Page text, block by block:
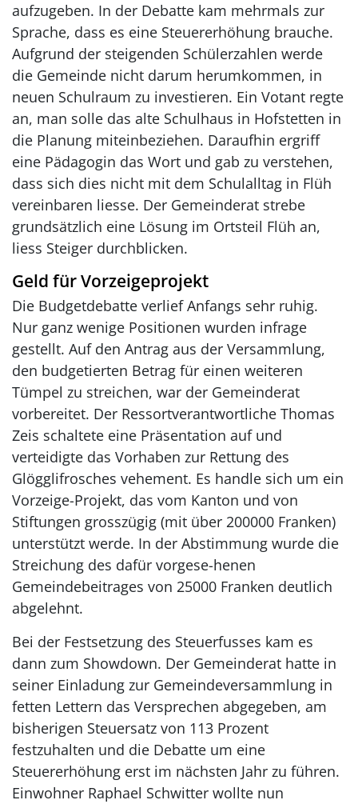
aufzugeben. In der Debatte kam mehrmals zur
Sprache, dass es eine Steuererhöhung brauche.
Aufgrund der steigenden Schülerzahlen werde
die Gemeinde nicht darum herumkommen, in
neuen Schulraum zu investieren. Ein Votant regte
an, man solle das alte Schulhaus in Hofstetten in
die Planung miteinbeziehen. Daraufhin ergriff
eine Pädagogin das Wort und gab zu verstehen,
dass sich dies nicht mit dem Schulalltag in Flüh
vereinbaren liesse. Der Gemeinderat strebe
grundsätzlich eine Lösung im Ortsteil Flüh an,
liess Steiger durchblicken.
Geld für Vorzeigeprojekt
Die Budgetdebatte verlief Anfangs sehr ruhig.
Nur ganz wenige Positionen wurden infrage
gestellt. Auf den Antrag aus der Versammlung,
den budgetierten Betrag für einen weiteren
Tümpel zu streichen, war der Gemeinderat
vorbereitet. Der Ressortverantwortliche Thomas
Zeis schaltete eine Präsentation auf und
verteidigte das Vorhaben zur Rettung des
Glögglifrosches vehement. Es handle sich um ein
Vorzeige-Projekt, das vom Kanton und von
Stiftungen grosszügig (mit über 200000 Franken)
unterstützt werde. In der Abstimmung wurde die
Streichung des dafür vorgese-henen
Gemeindebeitrages von 25000 Franken deutlich
abgelehnt.
Bei der Festsetzung des Steuerfusses kam es
dann zum Showdown. Der Gemeinderat hatte in
seiner Einladung zur Gemeindeversammlung in
fetten Lettern das Versprechen abgegeben, am
bisherigen Steuersatz von 113 Prozent
festzuhalten und die Debatte um eine
Steuererhöhung erst im nächsten Jahr zu führen.
Einwohner Raphael Schwitter wollte nun